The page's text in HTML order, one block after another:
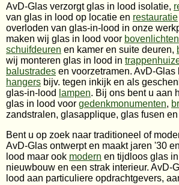
AvD-Glas verzorgt glas in lood isolatie,
van glas in lood op locatie en restauratie
overloden van glas-in-lood in onze
maken wij glas in lood voor bovenlichten
schuifdeuren en kamer en suite deuren,
wij monteren glas in lood in
balustrades en voorzetramen. AvD-Glas
hangers bijv. tegen inkijk en als
glas-in-lood lampen. Bij ons bent u aan
glas in lood voor gedenkmonumenten,
zandstralen, glasapplique, glas fusen en
Bent u op zoek naar traditioneel of
AvD-Glas ontwerpt en maakt jaren '30
lood maar ook modern en tijdloos glas
nieuwbouw en een strak interieur. AvD-
lood aan particuliere opdrachtgevers,